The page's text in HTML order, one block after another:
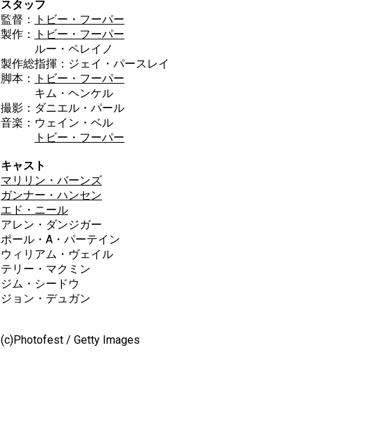
スタッフ
監督：
トビー・フーパー
製作：
トビー・フーパー
ルー・ペレイノ
製作総指揮：ジェイ・パースレイ
脚本：
トビー・フーパー
キム・ヘンケル
撮影：ダニエル・パール
音楽：ウェイン・ベル
トビー・フーパー
キャスト
マリリン・バーンズ
ガンナー・ハンセン
エド・ニール
アレン・ダンジガー
ポール・A・パーテイン
ウィリアム・ヴェイル
テリー・マクミン
ジム・シードウ
ジョン・デュガン
(c)Photofest / Getty Images